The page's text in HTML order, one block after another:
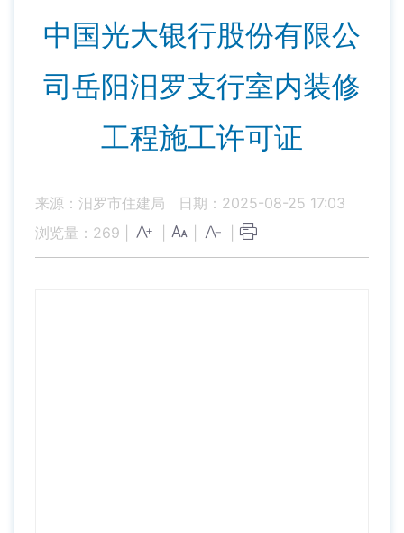
中国光大银行股份有限公
司岳阳汨罗支行室内装修
工程施工许可证
来源：汨罗市住建局
日期：2025-08-25 17:03
浏览量： 269